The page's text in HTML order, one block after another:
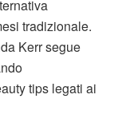
tradizionale.
Kerr segue
tips legati ai